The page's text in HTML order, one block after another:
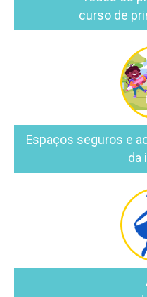
curso de
Espaços seguros e
da